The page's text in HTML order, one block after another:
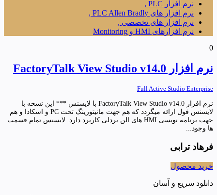
نرم افزار PLC ,
نرم افزار های PLC Allen Bradly ,
نرم افزار های تخصصی ,
نرم افزارهای HMI و Monitoring
0
نرم افزار FactoryTalk View Studio v14.0
Full Active Studio Enterprise
نرم افزار FactoryTalk View Studio v14.0 با لایسنس *** این نسخه با
لایسنس فول ارائه میگردد که هم جهت مانیتورینگ تحت PC و اسکادا و هم
جهت برنامه نویسی HMI های الن بردلی کاربرد دارد. لایسنس تمام قسمت
ها وجود...
فرهاد ترابی
خرید محصول
دانلود سریع و آسان